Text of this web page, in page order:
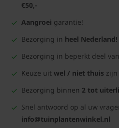
€50,-
Aangroei garantie!
Bezorging in heel Nederland!
Bezorging in beperkt deel van
Keuze uit wel / niet thuis
Bezorging binnen 2 tot
Snel antwoord op al uw
info@tuinplantenwinkel.nl